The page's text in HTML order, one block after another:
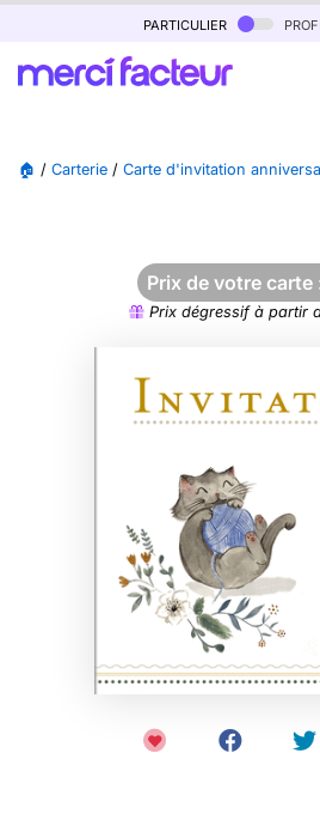
particulier
🏠 / Carterie / Carte d'invitation
Prix de votre carte
Prix dégressif à partir